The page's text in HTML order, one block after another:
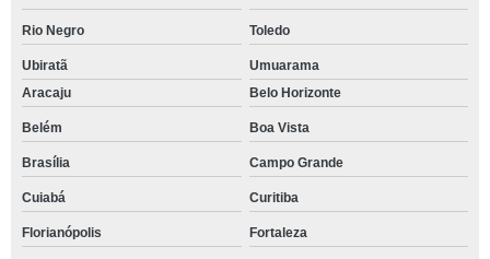
Rio Negro Toledo
Ubiratã
Umuarama
Aracaju
Belo Horizonte
Belém Boa Vista
Brasília Campo Grande
Cuiabá Curitiba
Florianópolis Fortaleza